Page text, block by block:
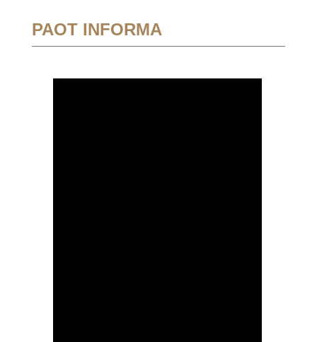
PAOT INFORMA